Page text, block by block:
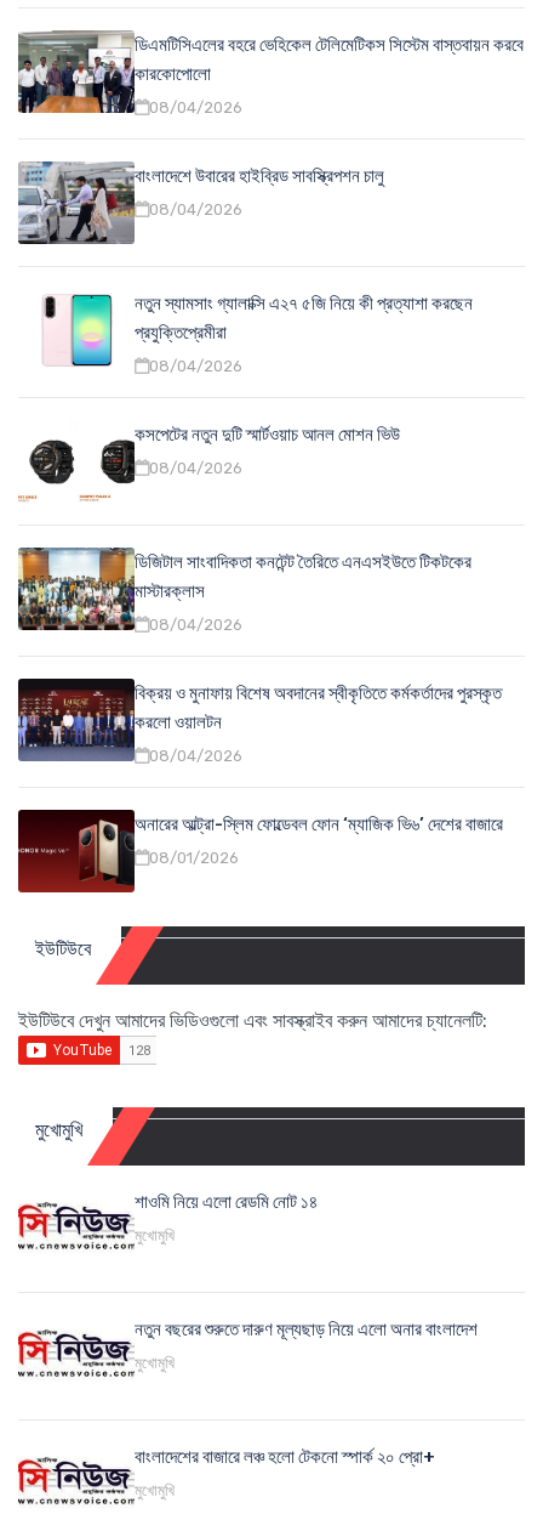
ডিএমটিসিএলের বহরে ভেহিকেল টেলিমেটিকস সিস্টেম বাস্তবায়ন করবে
কারকোপোলো
08/04/2026
বাংলাদেশে উবারের হাইব্রিড সাবস্ক্রিপশন চালু
08/04/2026
নতুন স্যামসাং গ্যালাক্সি এ২৭ ৫জি নিয়ে কী প্রত্যাশা করছেন
প্রযুক্তিপ্রেমীরা
08/04/2026
কসপেটের নতুন দুটি স্মার্টওয়াচ আনল মোশন ভিউ
08/04/2026
ডিজিটাল সাংবাদিকতা কনটেন্ট তৈরিতে এনএসইউতে টিকটকের
মাস্টারক্লাস
08/04/2026
বিক্রয় ও মুনাফায় বিশেষ অবদানের স্বীকৃতিতে কর্মকর্তাদের পুরস্কৃত
করলো ওয়ালটন
08/04/2026
অনারের আল্ট্রা-স্লিম ফোল্ডেবল ফোন ‘ম্যাজিক ভি৬’ দেশের বাজারে
08/01/2026
ইউটিউবে
ইউটিউবে দেখুন আমাদের ভিডিওগুলো এবং সাবস্ক্রাইব করুন আমাদের চ্যানেলটি:
মুখোমুখি
শাওমি নিয়ে এলো রেডমি নোট ১৪
মুখোমুখি
নতুন বছরের শুরুতে দারুণ মূল্যছাড় নিয়ে এলো অনার বাংলাদেশ
মুখোমুখি
বাংলাদেশের বাজারে লঞ্চ হলো টেকনো স্পার্ক ২০ প্রো+
মুখোমুখি